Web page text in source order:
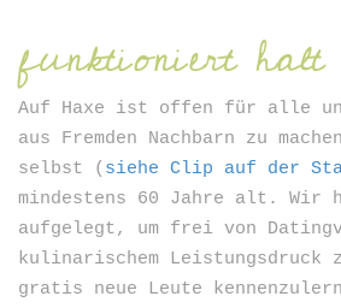
funktioniert halt
Auf Haxe ist offen für alle
aus Fremden Nachbarn zu
selbst ( siehe Clip auf der
mindestens 60 Jahre alt. Wir
aufgelegt, um frei von
kulinarischem Leistungsdruck
gratis neue Leute